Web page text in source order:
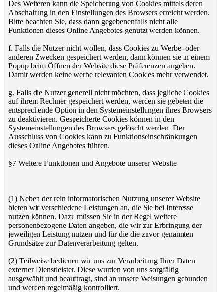
Des Weiteren kann die Speicherung von Cookies mittels deren
Abschaltung in den Einstellungen des Browsers erreicht werden.
Bitte beachten Sie, dass dann gegebenenfalls nicht alle
Funktionen dieses Online Angebotes genutzt werden können.
f. Falls die Nutzer nicht wollen, dass Cookies zu Werbe- oder
anderen Zwecken gespeichert werden, dann können sie in einem
Popup beim Öffnen der Website diese Präferenzen angeben.
Damit werden keine werbe relevanten Cookies mehr verwendet.
g. Falls die Nutzer generell nicht möchten, dass jegliche Cookies
auf ihrem Rechner gespeichert werden, werden sie gebeten die
entsprechende Option in den Systemeinstellungen ihres Browsers
zu deaktivieren. Gespeicherte Cookies können in den
Systemeinstellungen des Browsers gelöscht werden. Der
Ausschluss von Cookies kann zu Funktionseinschränkungen
dieses Online Angebotes führen.
§7 Weitere Funktionen und Angebote unserer Website
(1) Neben der rein informatorischen Nutzung unserer Website
bieten wir verschiedene Leistungen an, die Sie bei Interesse
nutzen können. Dazu müssen Sie in der Regel weitere
personenbezogene Daten angeben, die wir zur Erbringung der
jeweiligen Leistung nutzen und für die die zuvor genannten
Grundsätze zur Datenverarbeitung gelten.
(2) Teilweise bedienen wir uns zur Verarbeitung Ihrer Daten
externer Dienstleister. Diese wurden von uns sorgfältig
ausgewählt und beauftragt, sind an unsere Weisungen gebunden
und werden regelmäßig kontrolliert.